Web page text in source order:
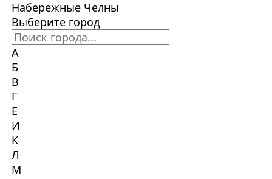
Набережные Челны
Выберите город
А
Б
В
Г
Е
И
К
Л
М